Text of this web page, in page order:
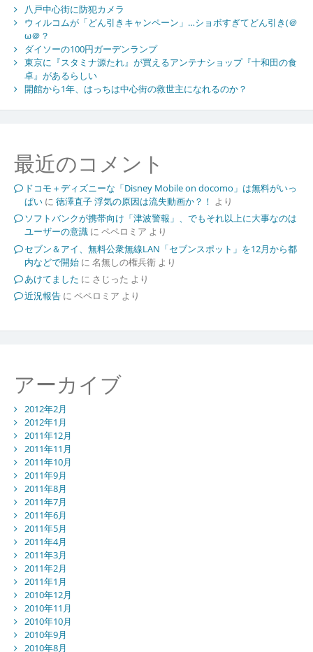
八戸中心街に防犯カメラ
ウィルコムが「どん引きキャンペーン」…ショボすぎてどん引き(＠
ω＠？
ダイソーの100円ガーデンランプ
東京に『スタミナ源たれ』が買えるアンテナショップ『十和田の食
卓』があるらしい
開館から1年、はっちは中心街の救世主になれるのか？
最近のコメント
ドコモ＋ディズニーな「Disney Mobile on docomo」は無料がいっ
ぱいに 徳澤直子 浮気の原因は流失動画か？！ より
ソフトバンクが携帯向け「津波警報」、でもそれ以上に大事なのは
ユーザーの意識に ペペロミア より
セブン＆アイ、無料公衆無線LAN「セブンスポット」を12月から都
内などで開始に 名無しの権兵衛より
あけてました に さじった より
近況報告に ペペロミア より
アーカイブ
2012年2月
2012年1月
2011年12月
2011年11月
2011年10月
2011年9月
2011年8月
2011年7月
2011年6月
2011年5月
2011年4月
2011年3月
2011年2月
2011年1月
2010年12月
2010年11月
2010年10月
2010年9月
2010年8月